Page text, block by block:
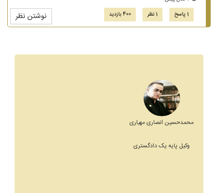
1 پاسخ
1 نظر 400 بازدید نوشتن نظر
محمدحسین انصاری مهیاری
وکیل پایه یک دادگستری